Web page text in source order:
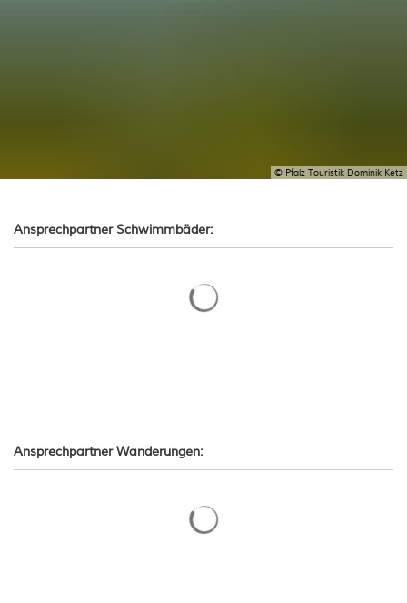
© Pfalz Touristik Dominik Ketz
Ansprechpartner Schwimmbäder:
Ansprechpartner Wanderungen: